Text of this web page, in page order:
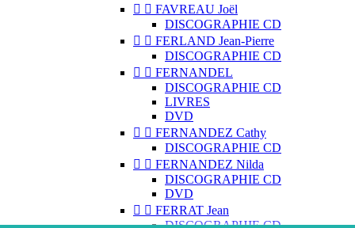
  FAVREAU Joël
DISCOGRAPHIE CD
  FERLAND Jean-Pierre
DISCOGRAPHIE CD
  FERNANDEL
DISCOGRAPHIE CD
LIVRES
DVD
  FERNANDEZ Cathy
DISCOGRAPHIE CD
  FERNANDEZ Nilda
DISCOGRAPHIE CD
DVD
  FERRAT Jean
DISCOGRAPHIE CD